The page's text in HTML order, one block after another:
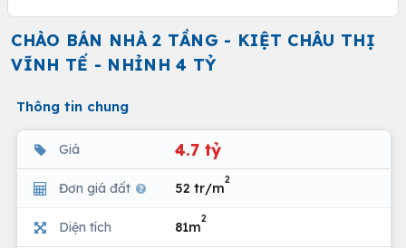
CHÀO BÁN NHÀ 2 TẦNG - KIỆT CHÂU THỊ
VĨNH TẾ - NHỈNH 4 TỶ
Thông tin chung
Giá 4.7 tỷ
Đơn giá đất 52 tr/m
2
Diện tích 81m
2